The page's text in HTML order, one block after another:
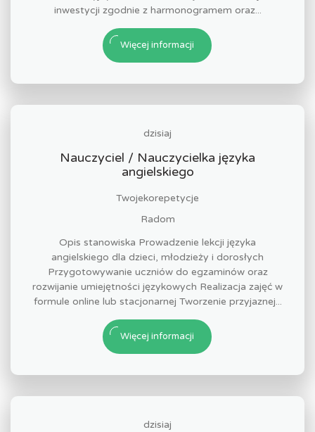
inwestycji zgodnie z harmonogramem oraz...
Więcej informacji
dzisiaj
Nauczyciel / Nauczycielka języka
angielskiego
Twojekorepetycje
Radom
Opis stanowiska Prowadzenie lekcji języka
angielskiego dla dzieci, młodzieży i dorosłych
Przygotowywanie uczniów do egzaminów oraz
rozwijanie umiejętności językowych Realizacja zajęć w
formule online lub stacjonarnej Tworzenie przyjaznej...
Więcej informacji
dzisiaj